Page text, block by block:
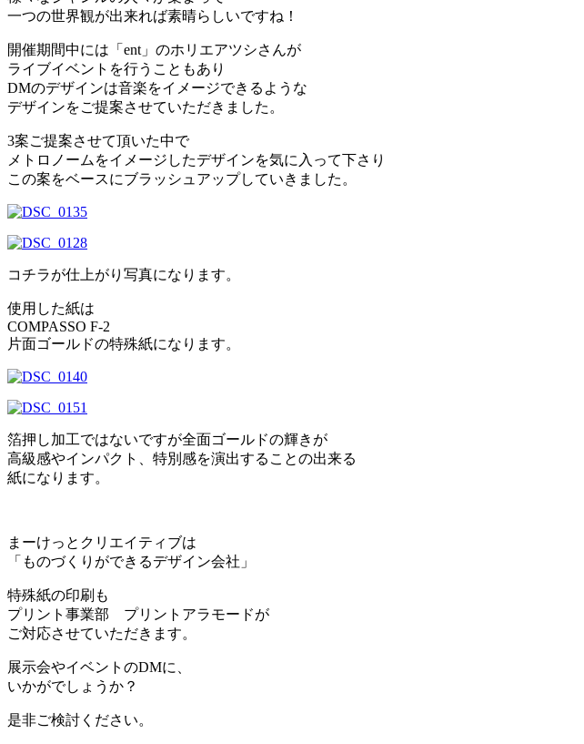
一つの世界観が出来れば素晴らしいですね！
開催期間中には「ent」のホリエアツシさんが
ライブイベントを行うこともあり
DMのデザインは音楽をイメージできるような
デザインをご提案させていただきました。
3案ご提案させて頂いた中で
メトロノームをイメージしたデザインを気に入って下さり
この案をベースにブラッシュアップしていきました。
コチラが仕上がり写真になります。
使用した紙は
COMPASSO F-2
片面ゴールドの特殊紙になります。
箔押し加工ではないですが全面ゴールドの輝きが
高級感やインパクト、特別感を演出することの出来る
紙になります。
まーけっとクリエイティブは
「ものづくりができるデザイン会社」
特殊紙の印刷も
プリント事業部 プリントアラモードが
ご対応させていただきます。
展示会やイベントのDMに、
いかがでしょうか？
是非ご検討ください。